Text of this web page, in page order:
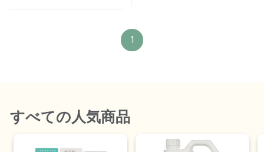
1
すべての人気商品